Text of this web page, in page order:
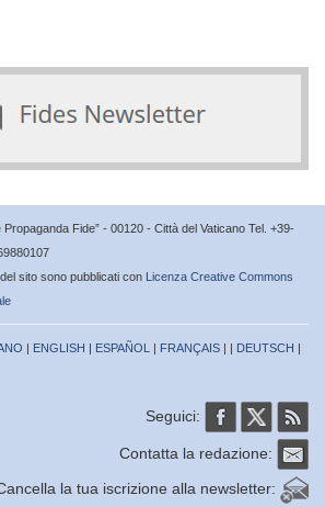
Fide” - 00120 - Città del Vaticano Tel. +39-
sito sono pubblicati con Licenza Creative Commons
| ENGLISH | ESPAÑOL | FRANÇAIS | | DEUTSCH |
Seguici:
Contatta la redazione:
la tua iscrizione alla newsletter: